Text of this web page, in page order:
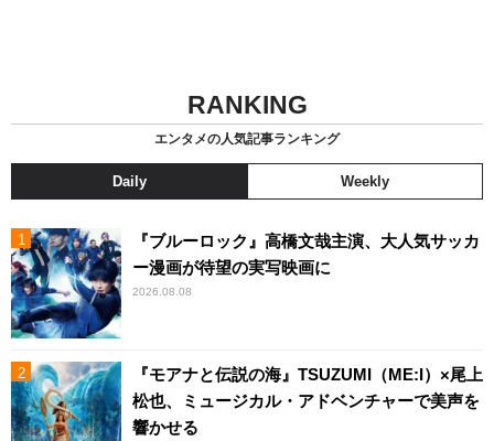
RANKING
エンタメの人気記事ランキング
Daily Weekly
『ブルーロック』高橋文哉主演、大人気サッカ
ー漫画が待望の実写映画に
2026.08.08
『モアナと伝説の海』TSUZUMI（ME:I）×尾上
松也、ミュージカル・アドベンチャーで美声を
響かせる